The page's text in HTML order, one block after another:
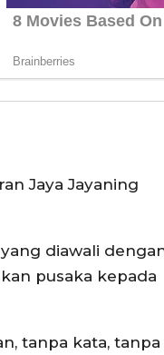
Jaya Jayaning
diawali
pusaka kepada
tanpa kata, tanpa